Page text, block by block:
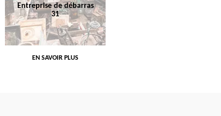
Entreprise de débarras
31
EN SAVOIR PLUS